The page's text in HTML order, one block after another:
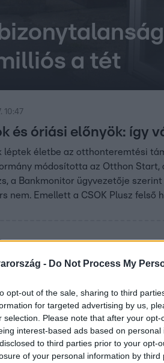
- Do Not Process My
opt-out of the sale, sharing to third
for targeted advertising by us,
selection. Please note that after your
interest-based ads based on
to third parties prior to your opt-
of your personal information by third
a tét
10:47
és óriási előnyök: így
léptek életbe az otthonteremtési
módosította az Otthon Start,
a Bankmonitor ügyvezetője
nem. Emellett a CSOK Plusz
lehetőségek fiatal
támogatás és kedvezményes
a legfontosabb
érdekében.